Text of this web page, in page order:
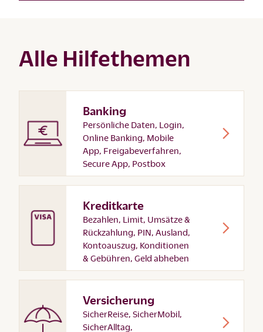
Alle Hilfethemen
Banking
Persönliche Daten, Login,
Online Banking, Mobile
App, Freigabeverfahren,
Secure App, Postbox
Kreditkarte
Bezahlen, Limit, Umsätze &
Rückzahlung, PIN, Ausland,
Kontoauszug, Konditionen
& Gebühren, Geld abheben
Versicherung
SicherReise, SicherMobil,
SicherAlltag,